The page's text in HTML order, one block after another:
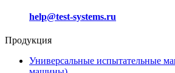
help@test-systems.ru
Продукция
Универсальные испытательные